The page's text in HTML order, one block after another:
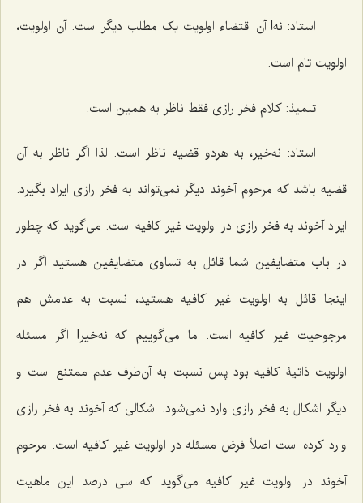
استاد: نه! آن اقتضاء اولویت یک مطلب دیگر است. آن اولویت،
اولویت تام است.
تلمیذ: کلام فخر رازی فقط ناظر به همین است.
استاد: نه‌خیر، به هردو قضیه ناظر است. لذا اگر ناظر به آن
قضیه باشد که مرحوم آخوند دیگر نمی‌تواند به فخر رازی ایراد بگیرد.
ایراد آخوند به فخر رازی در اولویت غیر کافیه است. می‌گوید که چطور
در باب متضایفین شما قائل به تساوی متضایفین هستید اگر در
اینجا قائل به اولویت غیر کافیه هستید، نسبت به عدمش هم
مرجوحیت غیر کافیه است. ما می‌گوییم که نه‌خیر! اگر مسئله
اولویت ذاتیۀ کافیه بود پس نسبت به آن‌طرف عدم ممتنع است و
دیگر اشکال به فخر رازی وارد نمی‌شود. اشکالی که آخوند به فخر رازی
وارد کرده است اصلاً فرض مسئله در اولویت غیر کافیه است. مرحوم
آخوند در اولویت غیر کافیه می‌گوید که سی درصد این ماهیت